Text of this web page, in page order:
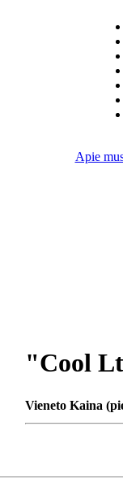
Apie
"Cool
Vieneto Kaina